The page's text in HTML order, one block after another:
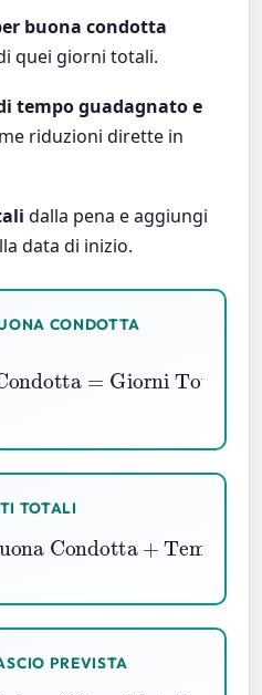
buona condotta
quei giorni totali.
tempo guadagnato e
riduzioni dirette in
dalla pena e aggiungi
data di inizio.
CONDOTTA
TOTALI
=
+
+Programmi
PREVISTA